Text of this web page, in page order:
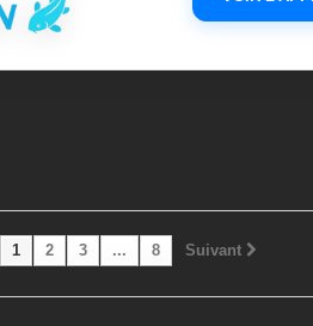
1 2 3 ... 8 Suivant